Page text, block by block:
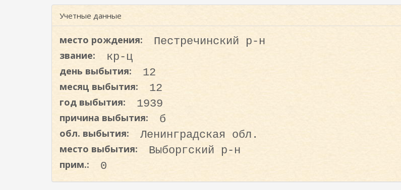
Учетные данные
место рождения: Пестречинский р-н
звание: кр-ц
день выбытия: 12
месяц выбытия: 12
год выбытия: 1939
причина выбытия: б
обл. выбытия: Ленинградская обл.
место выбытия: Выборгский р-н
прим.: 0